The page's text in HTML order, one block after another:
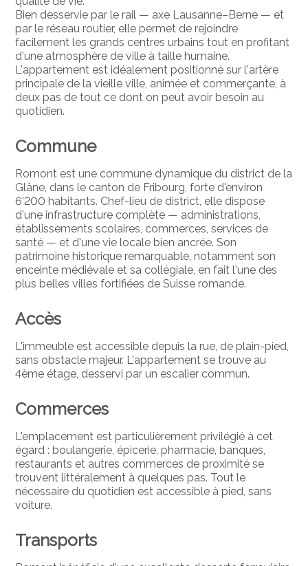
Bien desservie par le rail — axe Lausanne–Berne — et
par le réseau routier, elle permet de rejoindre
facilement les grands centres urbains tout en profitant
d'une atmosphère de ville à taille humaine.
L'appartement est idéalement positionné sur l'artère
principale de la vieille ville, animée et commerçante, à
deux pas de tout ce dont on peut avoir besoin au
quotidien.
Commune
Romont est une commune dynamique du district de la
Glâne, dans le canton de Fribourg, forte d'environ
6'200 habitants. Chef-lieu de district, elle dispose
d'une infrastructure complète — administrations,
établissements scolaires, commerces, services de
santé — et d'une vie locale bien ancrée. Son
patrimoine historique remarquable, notamment son
enceinte médiévale et sa collégiale, en fait l'une des
plus belles villes fortifiées de Suisse romande.
Accès
L'immeuble est accessible depuis la rue, de plain-pied,
sans obstacle majeur. L'appartement se trouve au
4ème étage, desservi par un escalier commun.
Commerces
L'emplacement est particulièrement privilégié à cet
égard : boulangerie, épicerie, pharmacie, banques,
restaurants et autres commerces de proximité se
trouvent littéralement à quelques pas. Tout le
nécessaire du quotidien est accessible à pied, sans
voiture.
Transports